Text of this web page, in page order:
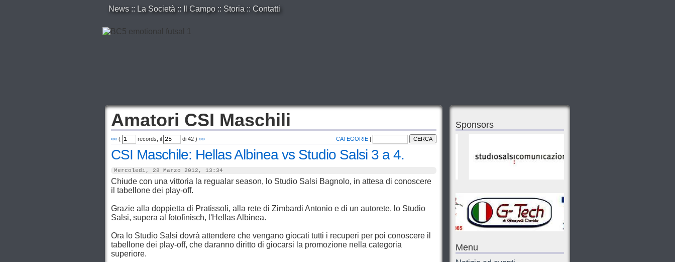
News :: La Società :: Il Campo :: Storia :: Contatti
Amatori CSI Maschili
«« ( records, il di 42 ) »» CATEGORIE |
CSI Maschile: Hellas Albinea vs Studio Salsi 3 a 4.
Mercoledi, 28 Marzo 2012, 13:34
Chiude con una vittoria la regualar season, lo Studio Salsi Bagnolo, in attesa di conoscere
il tabellone dei play-off.
Grazie alla doppietta di Pratissoli, alla rete di Zimbardi Antonio e di un autorete, lo Studio
Salsi, supera al fotofinisch, l'Hellas Albinea.
Ora lo Studio Salsi dovrà attendere che vengano giocati tutti i recuperi per poi conoscere il
tabellone dei play-off, che daranno diritto di giocarsi la promozione nella categoria
superiore.
Sponsors
Menu